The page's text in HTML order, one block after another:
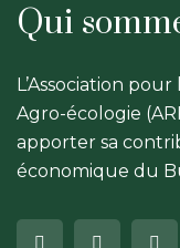
Qui
L’Association
Agro-écologie
apporter sa
économique du